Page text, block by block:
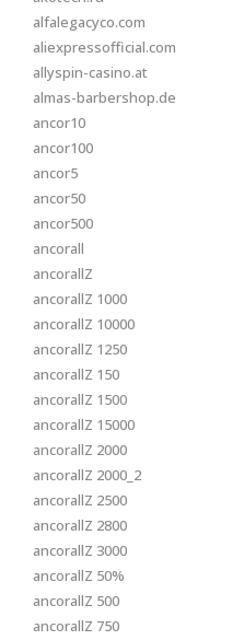
alfalegacyco.com
aliexpressofficial.com
allyspin-casino.at
almas-barbershop.de
ancor10
ancor100
ancor5
ancor50
ancor500
ancorall
ancorallZ
ancorallZ 1000
ancorallZ 10000
ancorallZ 1250
ancorallZ 150
ancorallZ 1500
ancorallZ 15000
ancorallZ 2000
ancorallZ 2000_2
ancorallZ 2500
ancorallZ 2800
ancorallZ 3000
ancorallZ 50%
ancorallZ 500
ancorallZ 750